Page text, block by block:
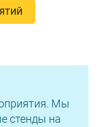
Мы
стенды на